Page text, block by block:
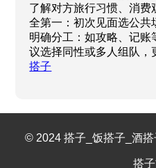
了解对方旅行习惯、消
全第一：初次见面选公共
明确分工：如攻略、记账
议选择同性或多人组队，
搭子
© 2024 搭子_饭搭子_酒
搭